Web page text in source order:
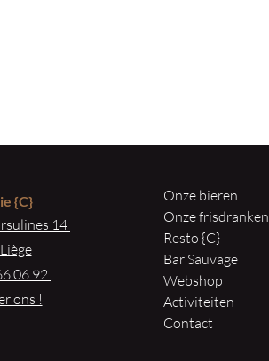
{C}
14
06 92
ons !
Onze bieren
Onze frisdranken
Resto {C}
Bar Sauvage
Webshop
Activiteiten
Contact